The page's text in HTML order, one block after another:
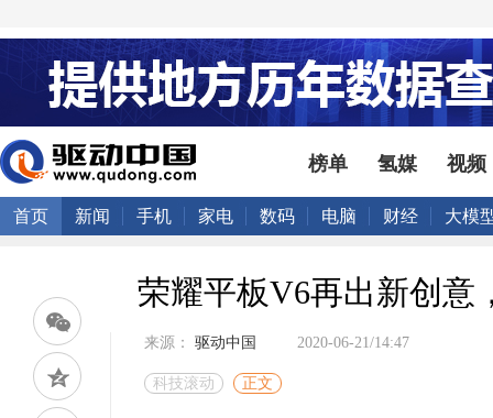
榜单 氢媒 视频
首页 新闻 手机 家电 数码 电脑 财经 大模
荣耀平板V6再出新创意
来源： 驱动中国 2020-06-21/14:47
科技滚动 正文